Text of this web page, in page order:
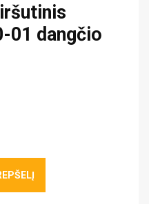
01 dangčio